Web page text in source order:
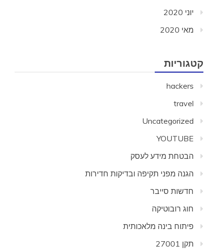
יוני 2020
מאי 2020
קטגוריות
hackers
travel
Uncategorized
YOUTUBE
הבטחת מידע לעסק
הגנה מפני תקיפה ובדיקות חדירות
חדשות סייבר
חוג רובוטיקה
פיתוח בינה מלאכותית
תקן 27001